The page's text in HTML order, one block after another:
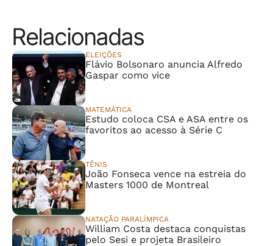
Relacionadas
ELEIÇÕES
Flávio Bolsonaro anuncia Alfredo
Gaspar como vice
MATEMÁTICA
Estudo coloca CSA e ASA entre os
favoritos ao acesso à Série C
TÊNIS
João Fonseca vence na estreia do
Masters 1000 de Montreal
NATAÇÃO PARALÍMPICA
William Costa destaca conquistas
pelo Sesi e projeta Brasileiro